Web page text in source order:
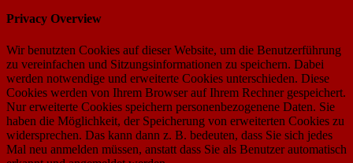
Privacy Overview
Wir benutzten Cookies auf dieser Website, um die Benutzerführung
zu vereinfachen und Sitzungsinformationen zu speichern. Dabei
werden notwendige und erweiterte Cookies unterschieden. Diese
Cookies werden von Ihrem Browser auf Ihrem Rechner gespeichert.
Nur erweiterte Cookies speichern personenbezogenene Daten. Sie
haben die Möglichkeit, der Speicherung von erweiterten Cookies zu
widersprechen. Das kann dann z. B. bedeuten, dass Sie sich jedes
Mal neu anmelden müssen, anstatt dass Sie als Benutzer automatisch